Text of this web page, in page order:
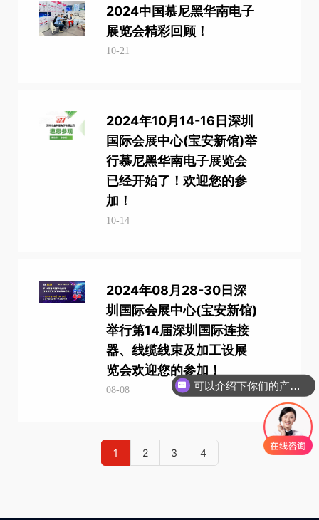
2024中国慕尼黑华南电子
展览会精彩回顾！
10-21
2024年10月14-16日深圳
国际会展中心(宝安新馆)举
行慕尼黑华南电子展览会
已经开始了！欢迎您的参
加！
10-14
​2024年08月28-30日深
圳国际会展中心(宝安新馆)
举行第14届深圳国际连接
器、线缆线束及加工设展
览会欢迎您的参加！
08-08
1 2 3 4
可以介绍下你们的产品么